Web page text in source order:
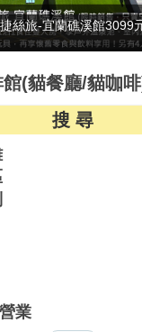
價值1100元*2)！
(貓餐廳/貓咖
搜 尋
業